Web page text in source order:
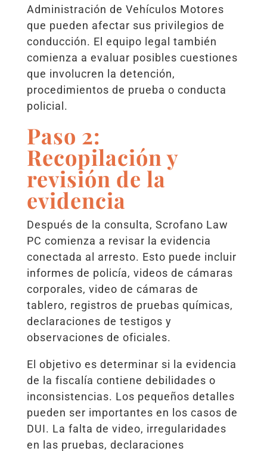
Administración de Vehículos Motores
que pueden afectar sus privilegios de
conducción. El equipo legal también
comienza a evaluar posibles cuestiones
que involucren la detención,
procedimientos de prueba o conducta
policial.
Paso 2:
Recopilación y
revisión de la
evidencia
Después de la consulta, Scrofano Law
PC comienza a revisar la evidencia
conectada al arresto. Esto puede incluir
informes de policía, videos de cámaras
corporales, video de cámaras de
tablero, registros de pruebas químicas,
declaraciones de testigos y
observaciones de oficiales.
El objetivo es determinar si la evidencia
de la fiscalía contiene debilidades o
inconsistencias. Los pequeños detalles
pueden ser importantes en los casos de
DUI. La falta de video, irregularidades
en las pruebas, declaraciones